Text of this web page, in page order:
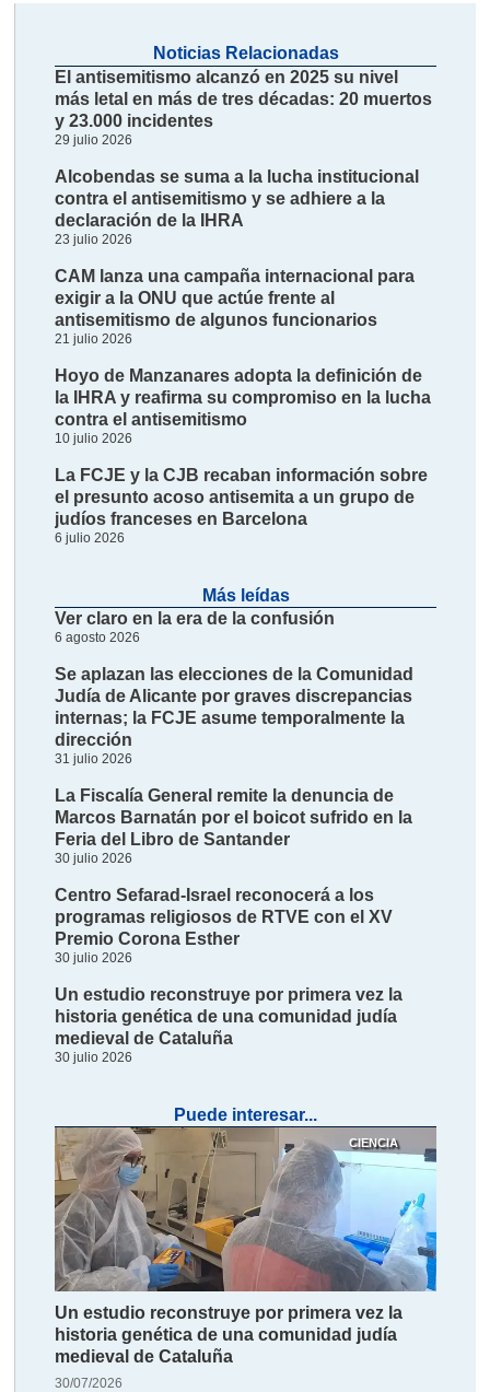
Noticias Relacionadas
El antisemitismo alcanzó en 2025 su nivel
más letal en más de tres décadas: 20 muertos
y 23.000 incidentes
29 julio 2026
Alcobendas se suma a la lucha institucional
contra el antisemitismo y se adhiere a la
declaración de la IHRA
23 julio 2026
CAM lanza una campaña internacional para
exigir a la ONU que actúe frente al
antisemitismo de algunos funcionarios
21 julio 2026
Hoyo de Manzanares adopta la definición de
la IHRA y reafirma su compromiso en la lucha
contra el antisemitismo
10 julio 2026
La FCJE y la CJB recaban información sobre
el presunto acoso antisemita a un grupo de
judíos franceses en Barcelona
6 julio 2026
Más leídas
Ver claro en la era de la confusión
6 agosto 2026
Se aplazan las elecciones de la Comunidad
Judía de Alicante por graves discrepancias
internas; la FCJE asume temporalmente la
dirección
31 julio 2026
La Fiscalía General remite la denuncia de
Marcos Barnatán por el boicot sufrido en la
Feria del Libro de Santander
30 julio 2026
Centro Sefarad-Israel reconocerá a los
programas religiosos de RTVE con el XV
Premio Corona Esther
30 julio 2026
Un estudio reconstruye por primera vez la
historia genética de una comunidad judía
medieval de Cataluña
30 julio 2026
Puede interesar...
CIENCIA
Un estudio reconstruye por primera vez la
historia genética de una comunidad judía
medieval de Cataluña
30/07/2026